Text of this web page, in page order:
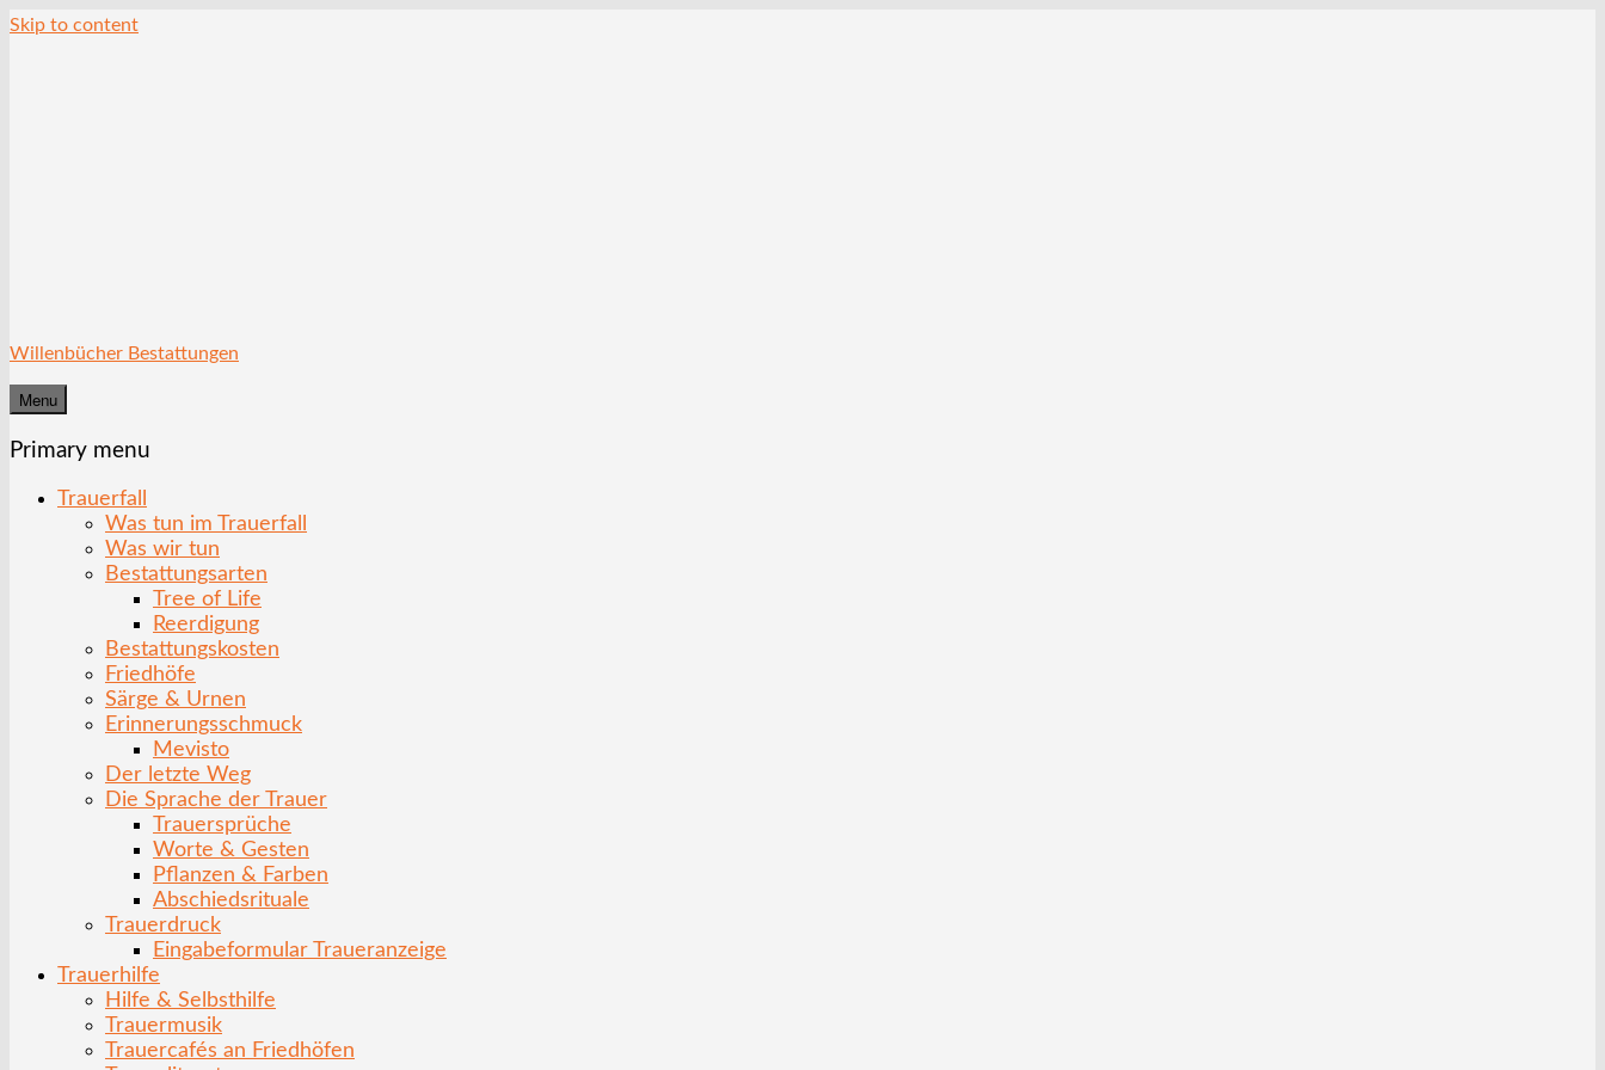
Skip to content
Willenbücher Bestattungen
Menu
Primary menu
Trauerfall
Was tun im Trauerfall
Was wir tun
Bestattungsarten
Tree of Life
Reerdigung
Bestattungskosten
Friedhöfe
Särge & Urnen
Erinnerungsschmuck
Mevisto
Der letzte Weg
Die Sprache der Trauer
Trauersprüche
Worte & Gesten
Pflanzen & Farben
Abschiedsrituale
Trauerdruck
Eingabeformular Traueranzeige
Trauerhilfe
Hilfe & Selbsthilfe
Trauermusik
Trauercafés an Friedhöfen